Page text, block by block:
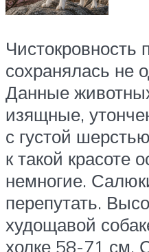
Чистокровность
сохранялась не
Данные
изящные,
с густой
к такой красоте
немногие.
перепутать.
худощавой
холке 58-71 см.